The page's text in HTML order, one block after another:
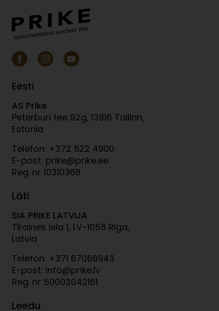
Eesti
AS Prike
Peterburi tee 92g, 13816 Tallinn,
Estonia
Telefon: +372 622 4900
E-post: prike@prike.ee
Reg. nr 10310368
Läti
SIA PRIKE LATVIJA
Tīraines iela 1, LV-1058 Riga,
Latvia
Telefon: +371 67068943
E-post: info@prike.lv
Reg. nr 50002042161
Leedu